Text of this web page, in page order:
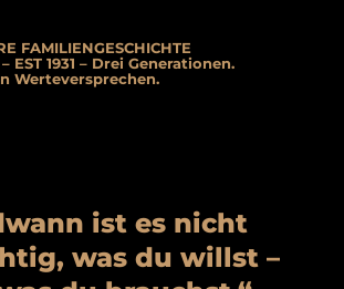
FAMILIENGESCHICHTE
EST 1931 – Drei Generationen.
Werteversprechen.
ist es nicht
was du willst –